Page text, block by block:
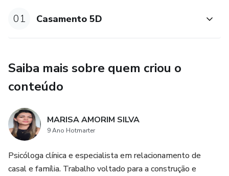
01 Casamento 5D
Saiba mais sobre quem criou o
conteúdo
MARISA AMORIM SILVA
9 Ano Hotmarter
Psicóloga clínica e especialista em relacionamento de
casal e família. Trabalho voltado para a construção e